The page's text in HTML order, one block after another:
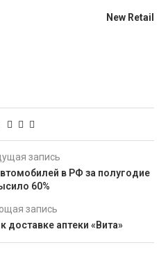
New Retail
запись
в РФ за полугодие
60%
запись
доставке аптеки «Вита»